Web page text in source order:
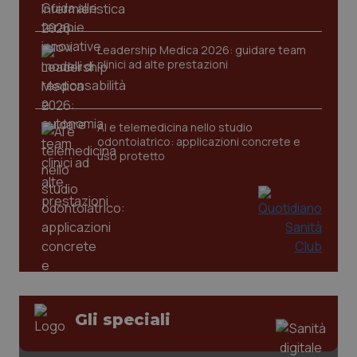
Leadership Medica 2026: guidare team
clinici ad alte prestazioni
AI e telemedicina nello studio
odontoiatrico: applicazioni concrete e
uso protetto
Gli speciali
tracking-enable
tracking-sites-ironfish-
session-id
www.quotidianosanita.it